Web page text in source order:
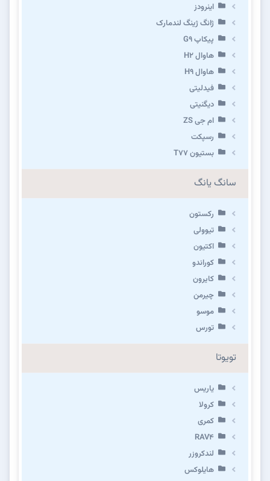
اینرودز
ژانگ ژینگ لندمارک
پیکاپ G۹
هاوال H۲
هاوال H۹
فیدلیتی
دیگنیتی
ام جی ZS
رسپکت
بستیون T۷۷
سانگ یانگ
رکستون
تیوولی
اکتیون
کوراندو
کایرون
چیرمن
موسو
تورس
تویوتا
یاریس
کرولا
کمری
RAV4
لندکروزر
هایلوکس